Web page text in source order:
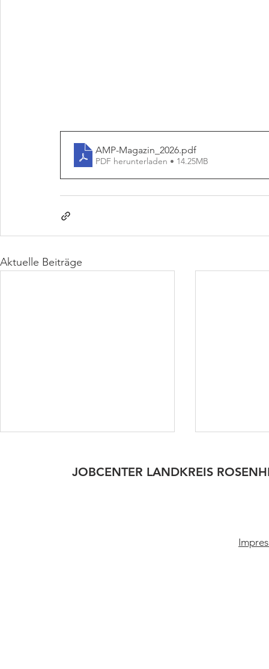
AMP-Magazin_2026.pdf
PDF herunterladen • 14.25MB
Aktuelle Beiträge
JOBCENTER LANDKREIS